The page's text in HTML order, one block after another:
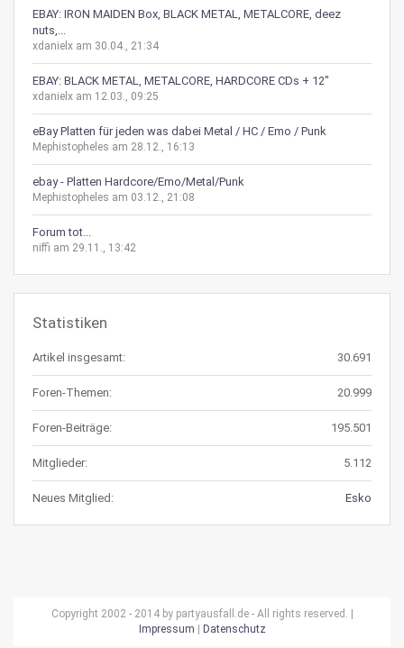
EBAY: IRON MAIDEN Box, BLACK METAL, METALCORE, deez
nuts,...
xdanielx am 30.04., 21:34
EBAY: BLACK METAL, METALCORE, HARDCORE CDs + 12"
xdanielx am 12.03., 09:25
eBay Platten für jeden was dabei Metal / HC / Emo / Punk
Mephistopheles am 28.12., 16:13
ebay - Platten Hardcore/Emo/Metal/Punk
Mephistopheles am 03.12., 21:08
Forum tot...
niffi am 29.11., 13:42
Statistiken
Artikel insgesamt: 30.691
Foren-Themen: 20.999
Foren-Beiträge: 195.501
Mitglieder: 5.112
Neues Mitglied: Esko
Copyright 2002 - 2014 by partyausfall.de - All rights reserved. |
Impressum
Datenschutz